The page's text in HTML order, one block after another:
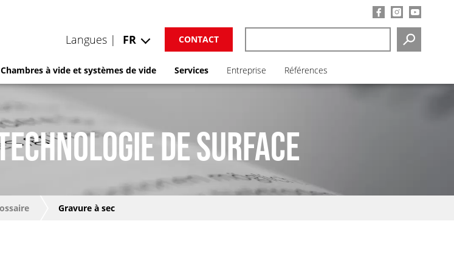
SEARCH
CONTACT
Langues | FR
Chambres à vide et systèmes de vide Services Entreprise Références
DE SURFACE
Gravure à sec